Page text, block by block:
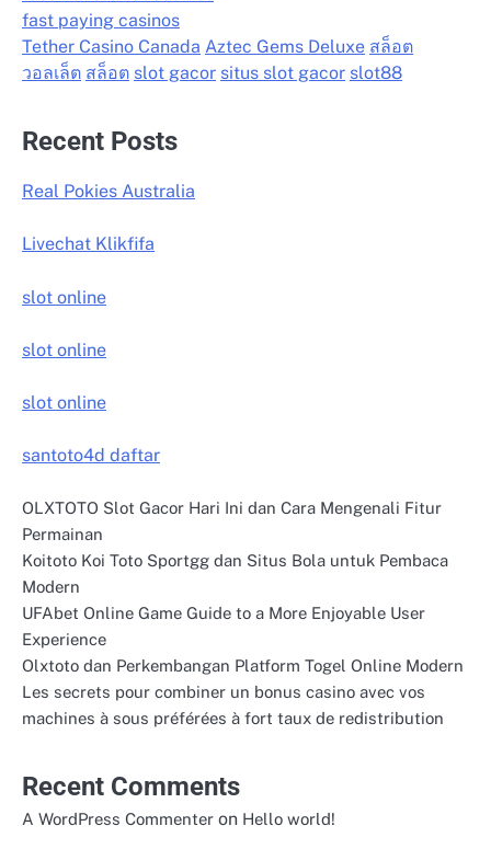
fast paying casinos
Tether Casino Canada Aztec Gems Deluxe สล็อต
วอลเล็ต สล็อต slot gacor situs slot gacor slot88
Recent Posts
Real Pokies Australia
Livechat Klikfifa
slot online
slot online
slot online
santoto4d daftar
OLXTOTO Slot Gacor Hari Ini dan Cara Mengenali Fitur
Permainan
Koitoto Koi Toto Sportgg dan Situs Bola untuk Pembaca
Modern
UFAbet Online Game Guide to a More Enjoyable User
Experience
Olxtoto dan Perkembangan Platform Togel Online Modern
Les secrets pour combiner un bonus casino avec vos
machines à sous préférées à fort taux de redistribution
Recent Comments
A WordPress Commenter on Hello world!